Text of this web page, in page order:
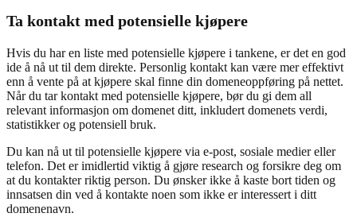
Ta kontakt med potensielle kjøpere
Hvis du har en liste med potensielle kjøpere i tankene, er det en god
ide å nå ut til dem direkte. Personlig kontakt kan være mer effektivt
enn å vente på at kjøpere skal finne din domeneoppføring på nettet.
Når du tar kontakt med potensielle kjøpere, bør du gi dem all
relevant informasjon om domenet ditt, inkludert domenets verdi,
statistikker og potensiell bruk.
Du kan nå ut til potensielle kjøpere via e-post, sosiale medier eller
telefon. Det er imidlertid viktig å gjøre research og forsikre deg om
at du kontakter riktig person. Du ønsker ikke å kaste bort tiden og
innsatsen din ved å kontakte noen som ikke er interessert i ditt
domenenavn.